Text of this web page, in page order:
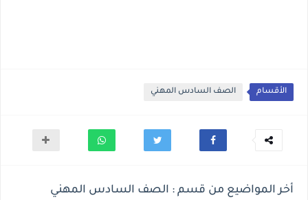
الأقسام الصف السادس المهني
أخر المواضيع من قسم : الصف السادس المهني